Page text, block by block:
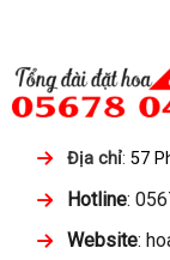
Địa chỉ: 57
Hotline:
Website: